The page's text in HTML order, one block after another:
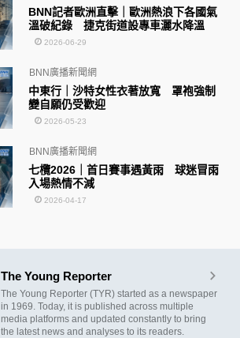
BNN記者歐洲直擊｜歐洲熱浪下各國氣
溫破紀錄 捷克街道設專車灑水降溫
2026-06-29
中東行｜沙特女性衣著放寬 罩袍強制
變自願仍受歡迎
BNN廣播新聞網
2026-05-23
七欖2026｜首日賽事遇黃雨 球迷冒雨
入場熱情不減
BNN廣播新聞網
2026-04-17
The Young Reporter
The Young Reporter (TYR) started as a newspaper
in 1969. Today, it is published across multiple
media platforms and updated constantly to bring
the latest news and analyses to its readers.